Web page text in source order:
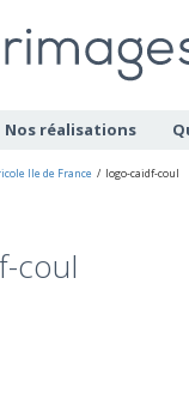
Nos réalisations
Ile de France / logo-caidf-coul
coul